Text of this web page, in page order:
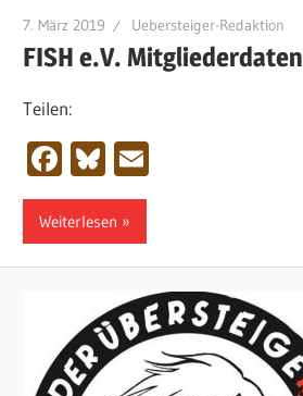
7. März 2019 Uebersteiger-Redaktion
FISH e.V. Mitgliederdaten
Teilen:
Facebook
Bluesky
Weiterlesen